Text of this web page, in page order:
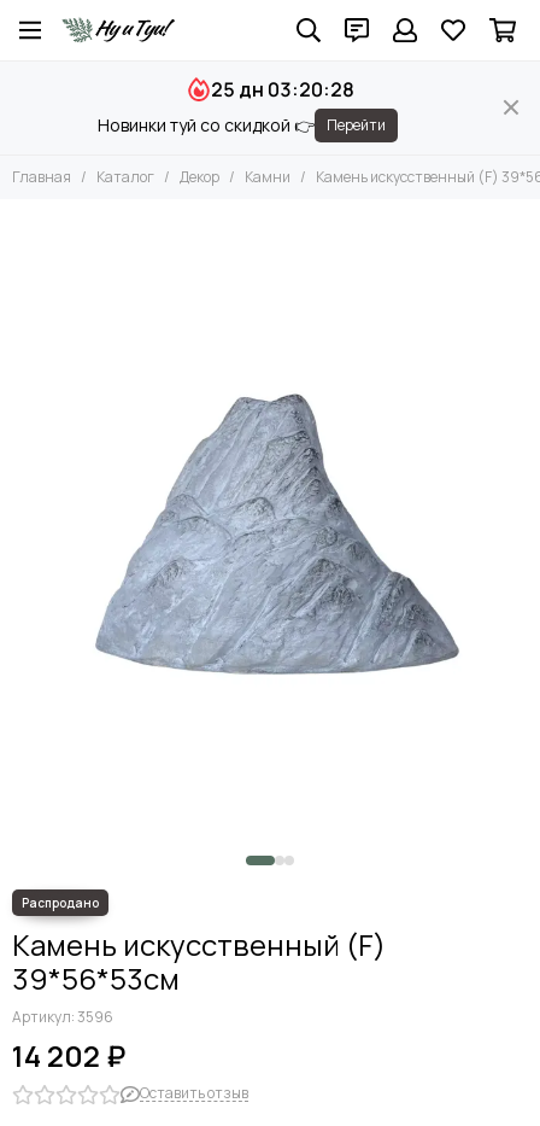
Декор
Вазы и Вазоны
Подсвечники
Новинки туй со скидкой 👉
25 дн 03:20:27
Перейти
Главная Каталог Декор Камни Камень искусственный (F)
Камень искусственный (F)
39*56*53см
Артикул:3596
14 202 ₽
Оставить отзыв